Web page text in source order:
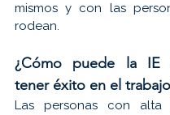
mismos y con las
rodean.
¿Cómo puede la IE
tener éxito en el
Las personas con alta